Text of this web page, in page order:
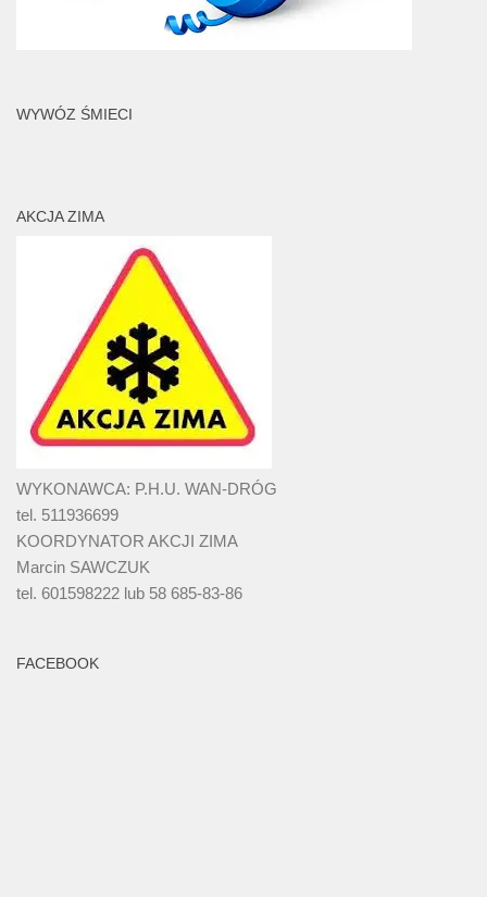
WYWÓZ ŚMIECI
AKCJA ZIMA
WYKONAWCA: P.H.U. WAN-DRÓG
tel. 511936699
KOORDYNATOR AKCJI ZIMA
Marcin SAWCZUK
tel. 601598222 lub 58 685-83-86
FACEBOOK